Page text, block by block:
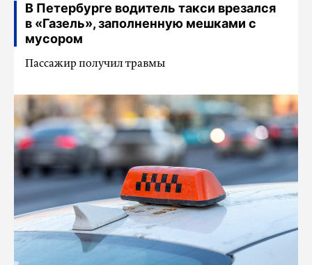
В Петербурге водитель такси врезался
в «Газель», заполненную мешками с
мусором
Пассажир получил травмы